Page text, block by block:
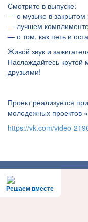
Смотрите в выпуске:
— о музыке в закрытом
— лучшем
— о том, как петь и
Живой звук и
Наслаждайтесь крутой
друзьями!
Проект реализуется
молодежных проектов
https://vk.com/video-
Решаем вместе